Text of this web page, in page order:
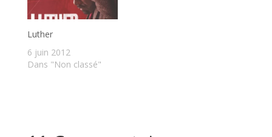
Luther
6 juin 2012
Dans "Non classé"